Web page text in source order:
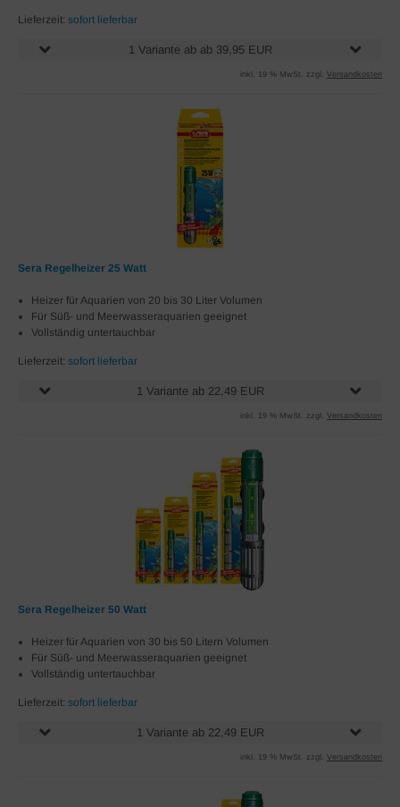
Lieferzeit: sofort lieferbar
1 Variante ab ab 39,95 EUR
inkl. 19 % MwSt. zzgl. Versandkosten
Sera Regelheizer 25 Watt
Heizer für Aquarien von 20 bis 30 Liter Volumen
Für Süß- und Meerwasseraquarien geeignet
Vollständig untertauchbar
Lieferzeit: sofort lieferbar
1 Variante ab 22,49 EUR
inkl. 19 % MwSt. zzgl. Versandkosten
Sera Regelheizer 50 Watt
Heizer für Aquarien von 30 bis 50 Litern Volumen
Für Süß- und Meerwasseraquarien geeignet
Vollständig untertauchbar
Lieferzeit: sofort lieferbar
1 Variante ab 22,49 EUR
inkl. 19 % MwSt. zzgl. Versandkosten